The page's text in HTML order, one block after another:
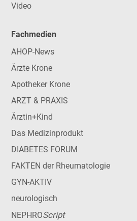
Video
Fachmedien
AHOP-News
Ärzte Krone
Apotheker Krone
ARZT & PRAXIS
Ärztin+Kind
Das Medizinprodukt
DIABETES FORUM
FAKTEN der Rheumatologie
GYN-AKTIV
neurologisch
NEPHROScript